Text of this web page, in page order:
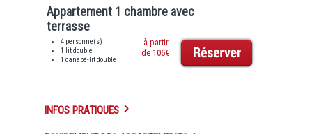
Appartement 1 chambre avec
terrasse
4 personne(s)
1 lit double
1 canapé-lit double
à partir
de 106€
INFOS PRATIQUES